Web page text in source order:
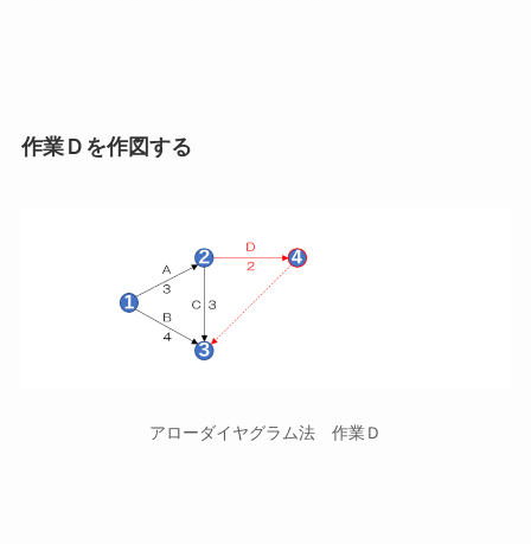
作業Ｄを作図する
アローダイヤグラム法 作業Ｄ